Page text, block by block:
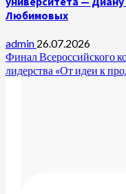
Любимовых
admin 26.07.2026
Финал Всероссийского
лидерства «От идеи к